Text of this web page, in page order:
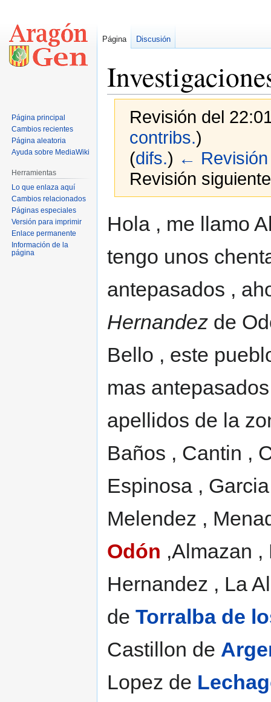
Revisión del
contribs.)
(difs.) ← Revisión
Revisión
a
navegación
a
búsqueda
Hola , me llamo
tengo unos
antepasados ,
Hernandez de
Bello , este
mas
apellidos de la
Baños , Cantin ,
Espinosa ,
Melendez ,
Odón ,Almazan ,
Hernandez , La
de Torralba de
Castillon de
Lopez de
Página Discusión
Página principal
Cambios recientes
Página aleatoria
Ayuda sobre MediaWiki
Herramientas
Lo que enlaza aquí
Cambios relacionados
Páginas especiales
Versión para imprimir
Enlace permanente
Información de la
página